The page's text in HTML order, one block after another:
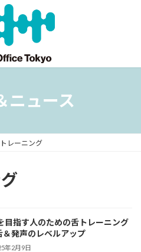
ニュース
レーニング
目指す人のための舌トレーニング
＆発声のレベルアップ
年2月9日